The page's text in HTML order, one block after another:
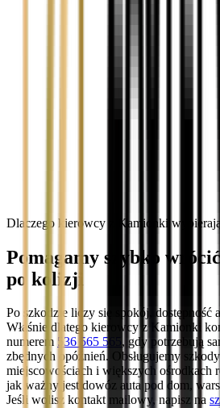
Dlaczego kierowcy z Kamionki
Pomagamy szybko
po kolizji
Po szkodzie liczy się spokój, dostępność
Właśnie dlatego kierowcy z Kamionki
numerem 536 565 565 , gdy potrzebują
zbędnych opóźnień. Obsługujemy
miejscowościach i większych ośrodkach
jak ważny jest dowóz auta pod dom,
Jeśli wolisz kontakt mailowy, napisz na